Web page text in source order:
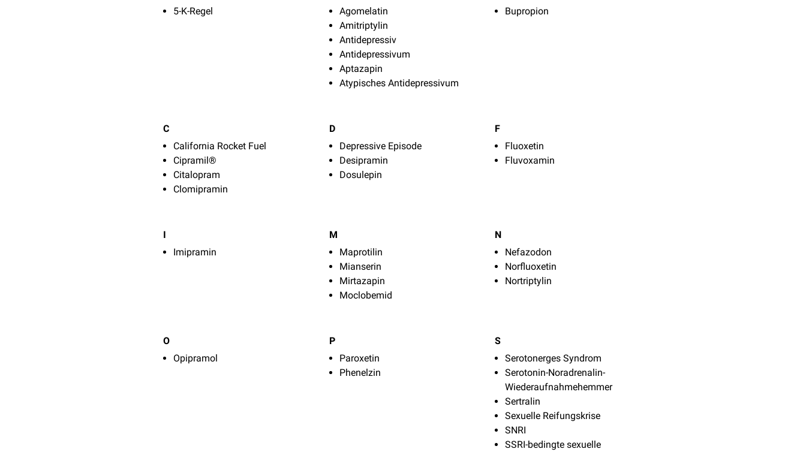
5-K-Regel
Agomelatin
Amitriptylin
Antidepressiv
Antidepressivum
Aptazapin
Atypisches Antidepressivum
Bupropion
C
California Rocket Fuel
Cipramil®
Citalopram
Clomipramin
D
Depressive Episode
Desipramin
Dosulepin
F
Fluoxetin
Fluvoxamin
I
Imipramin
M
Maprotilin
Mianserin
Mirtazapin
Moclobemid
N
Nefazodon
Norfluoxetin
Nortriptylin
O
Opipramol
P
Paroxetin
Phenelzin
S
Serotonerges Syndrom
Serotonin-Noradrenalin-
Wiederaufnahmehemmer
Sertralin
Sexuelle Reifungskrise
SNRI
SSRI-bedingte sexuelle